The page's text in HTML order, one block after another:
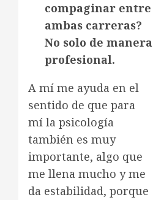
compaginar entre
ambas carreras?
No solo de manera
profesional.
A mí me ayuda en el
sentido de que para
mí la psicología
también es muy
importante, algo que
me llena mucho y me
da estabilidad, porque